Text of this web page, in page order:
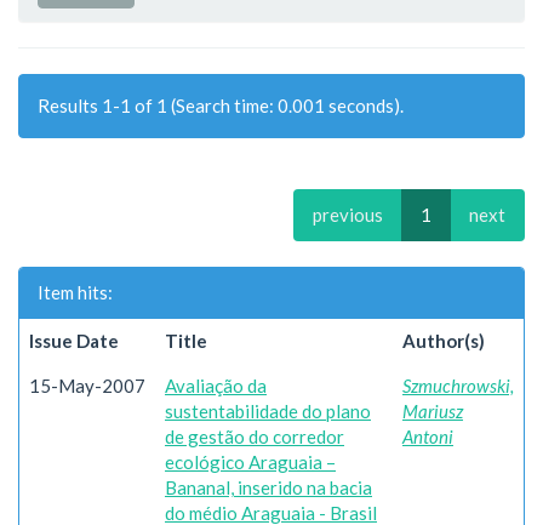
Results 1-1 of 1 (Search time: 0.001 seconds).
previous 1 next
Item hits:
Issue Date Title Author(s)
15-May-2007
Avaliação da
sustentabilidade do plano
de gestão do corredor
ecológico Araguaia –
Bananal, inserido na bacia
do médio Araguaia - Brasil
Szmuchrowski,
Mariusz
Antoni